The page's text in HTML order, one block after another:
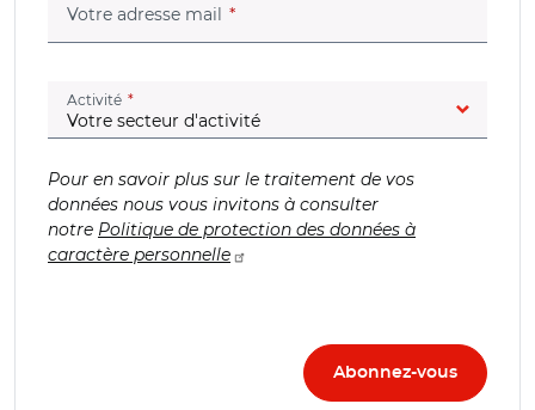
Votre adresse mail (champ obligatoire)
Activité (champ obligatoire)
Pour en savoir plus sur le traitement de vos
données nous vous invitons à consulter
notre Politique de protection des données à
caractère personnelle